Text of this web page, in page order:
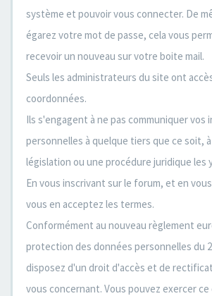
système et pouvoir vous connecter. De
égarez votre mot de passe, cela vous
recevoir un nouveau sur votre boite mail.
Seuls les administrateurs du site ont
coordonnées.
Ils s'engagent à ne pas communiquer vos
personnelles à quelque tiers que ce soit,
législation ou une procédure juridique les
En vous inscrivant sur le forum, et en
vous en acceptez les termes.
Conformément au nouveau règlement
protection des données personnelles du
disposez d'un droit d'accès et de
vous concernant. Vous pouvez exercer